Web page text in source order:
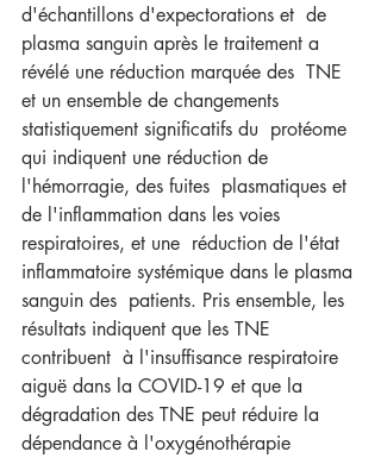
d'échantillons d'expectorations et  de
plasma sanguin après le traitement a
révélé une réduction marquée des  TNE
et un ensemble de changements
statistiquement significatifs du  protéome
qui indiquent une réduction de
l'hémorragie, des fuites  plasmatiques et
de l'inflammation dans les voies
respiratoires, et une  réduction de l'état
inflammatoire systémique dans le plasma
sanguin des  patients. Pris ensemble, les
résultats indiquent que les TNE
contribuent  à l'insuffisance respiratoire
aiguë dans la COVID-19 et que la
dégradation des TNE peut réduire la
dépendance à l'oxygénothérapie